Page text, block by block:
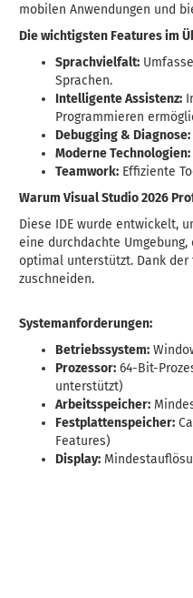
mobilen Anwendungen und
Die wichtigsten Features im
Sprachvielfalt:
Sprachen.
Intelligente Assistenz:
Programmieren
Debugging & Diagnose:
Moderne Technologien:
Teamwork: Effiziente
Warum Visual Studio 2026
Diese IDE wurde entwickelt,
eine durchdachte
optimal unterstützt. Dank
zuschneiden.
Systemanforderungen:
Betriebssystem:
Prozessor: 64-Bit-
unterstützt)
Arbeitsspeicher:
Festplattenspeicher:
Features)
Display: